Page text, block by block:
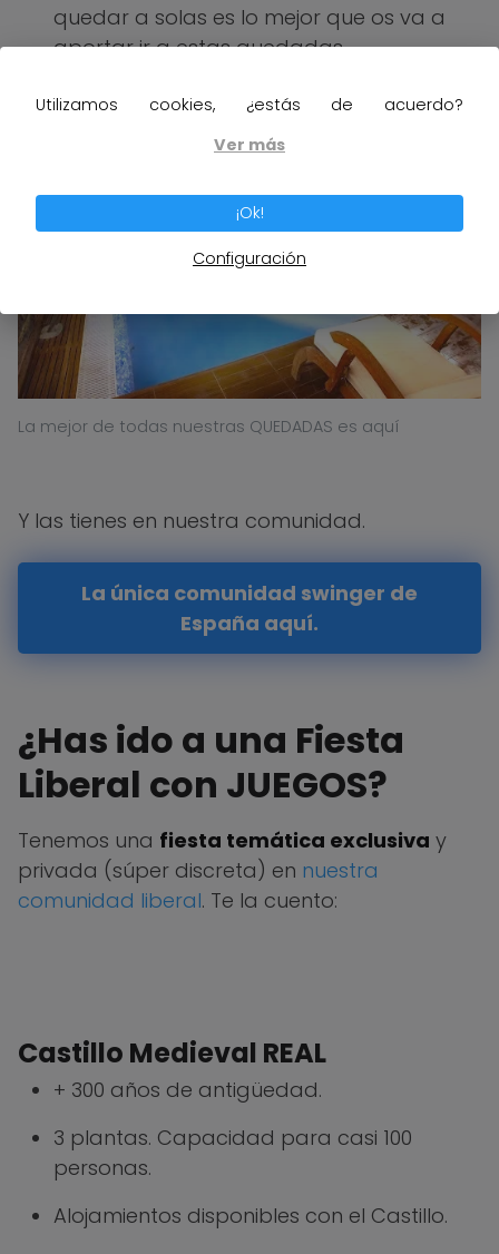
quedar a solas es lo mejor que os va a
aportar ir a estas quedadas.
La mejor de todas nuestras QUEDADAS es aquí
Y las tienes en nuestra comunidad.
La única comunidad swinger de
España aquí.
¿Has ido a una Fiesta
Liberal con JUEGOS?
Tenemos una fiesta temática exclusiva y
privada (súper discreta) en nuestra
comunidad liberal. Te la cuento:
Castillo Medieval REAL
+ 300 años de antigüedad.
3 plantas. Capacidad para casi 100
personas.
Alojamientos disponibles con el Castillo.
Utilizamos cookies, ¿estás de acuerdo?
Ver más
¡Ok!
Configuración